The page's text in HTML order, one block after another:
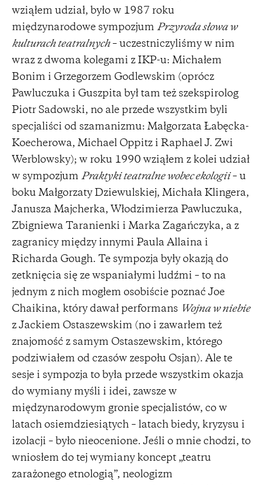
wziąłem udział, było w 1987 roku
międzynarodowe sympozjum Przyroda słowa w
kulturach teatralnych– uczestniczyliśmy w nim
wraz z dwoma kolegami z IKP-u: Michałem
Bonim i Grzegorzem Godlewskim (oprócz
Pawluczuka i Guszpita był tam też szekspirolog
Piotr Sadowski, no ale przede wszystkim byli
specjaliści od szamanizmu: Małgorzata Łabęcka-
Koecherowa, Michael Oppitz i Raphael J. Zwi
Werblowsky); w roku 1990 wziąłem z kolei udział
w sympozjum Praktyki teatralne wobec ekologii – u
boku Małgorzaty Dziewulskiej, Michała Klingera,
Janusza Majcherka, Włodzimierza Pawluczuka,
Zbigniewa Taranienki i Marka Zagańczyka, a z
zagranicy między innymi Paula Allaina i
Richarda Gough. Te sympozja były okazją do
zetknięcia się ze wspaniałymi ludźmi – to na
jednym z nich mogłem osobiście poznać Joe
Chaikina, który dawał performans
Wojna w niebie
z Jackiem Ostaszewskim (no i zawarłem też
znajomość z samym Ostaszewskim, którego
podziwiałem od czasów zespołu Osjan). Ale te
sesje i sympozja to była przede wszystkim okazja
do wymiany myśli i idei, zawsze w
międzynarodowym gronie specjalistów, co w
latach osiemdziesiątych – latach biedy, kryzysu i
izolacji – było nieocenione. Jeśli o mnie chodzi, to
wniosłem do tej wymiany koncept „teatru
zarażonego etnologią”, neologizm